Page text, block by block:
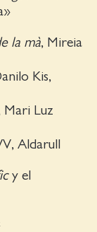
la mà, Mireia
Kis,
Mari Luz
Aldarull
y el